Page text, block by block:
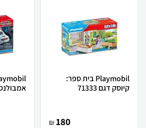
Playmobil בית ספר:
קיוסק דגם 71333
180
₪
אמבולנס